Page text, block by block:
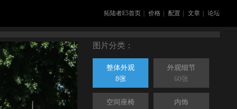
拓陆者E5首页 价格 配置 文章 论坛
图片分类：
整体外观
8张
外观细节
60张
空间座椅
内饰